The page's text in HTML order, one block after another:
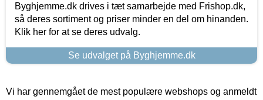
Byghjemme.dk drives i tæt samarbejde med Frishop.dk,
så deres sortiment og priser minder en del om hinanden.
Klik her for at se deres udvalg.
Se udvalget på Byghjemme.dk
Vi har gennemgået de mest populære webshops og anmeldt